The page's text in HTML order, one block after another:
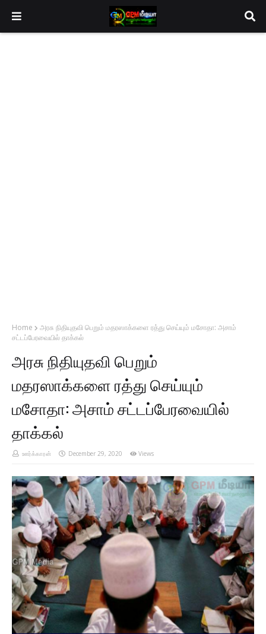
Home
அரசு நிதியுதவி பெறும் மதரஸாக்களை ரத்து செய்யும் மசோதா: அசாம்
சட்டப்பேரவையில் தாக்கல்
அரசு நிதியுதவி பெறும்
மதரஸாக்களை ரத்து செய்யும்
மசோதா: அசாம் சட்டப்பேரவையில்
தாக்கல்
ஊர்க்காரன் December 29, 2020 Views